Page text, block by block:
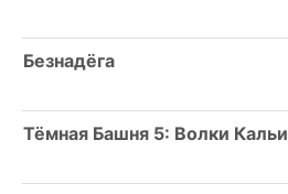
Безнадёга
Тёмная Башня 5: Волки Кальи